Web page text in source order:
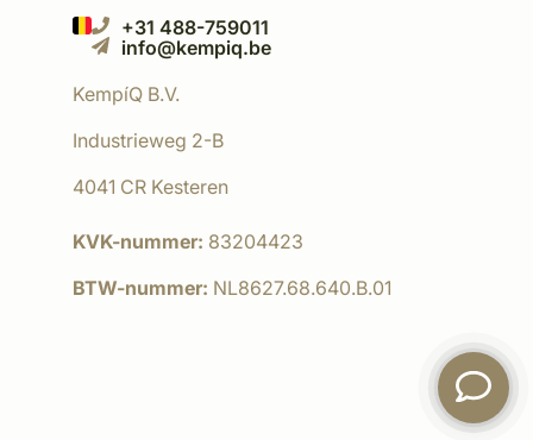
+31 488-759011
info@kempiq.be
KempíQ B.V.
Industrieweg 2-B
4041 CR Kesteren
KVK-nummer: 83204423
BTW-nummer: NL8627.68.640.B.01